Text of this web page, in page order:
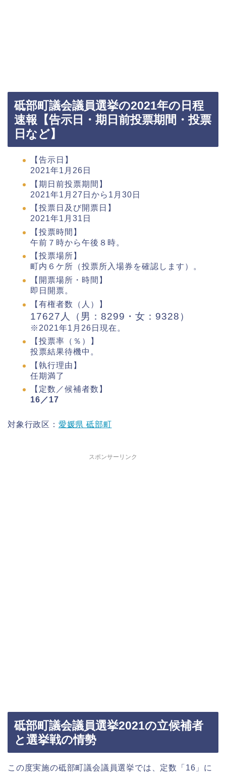
砥部町議会議員選挙の2021年の日程
速報【告示日・期日前投票期間・投票
日など】
【告示日】
2021年1月26日
【期日前投票期間】
2021年1月27日から1月30日
【投票日及び開票日】
2021年1月31日
【投票時間】
午前７時から午後８時。
【投票場所】
町内６ケ所（投票所入場券を確認します）。
【開票場所・時間】
即日開票。
【有権者数（人）】
17627人（男：8299・女：9328）
※2021年1月26日現在。
【投票率（％）】
投票結果待機中。
【執行理由】
任期満了
【定数／候補者数】
16／17
対象行政区： 愛媛県 砥部町
スポンサーリンク
砥部町議会議員選挙2021の立候補者
と選挙戦の情勢
この度実施の砥部町議会議員選挙では、定数「16」に